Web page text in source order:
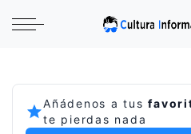
Añádenos a tus
te pierdas nada